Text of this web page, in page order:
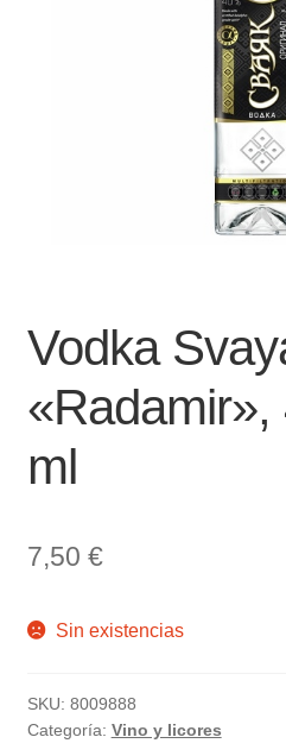
Vodka
ml
7,50 €
Sin existencias
SKU: 8009888
Categoría: Vino y licores